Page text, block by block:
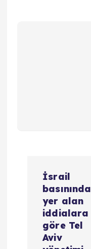
İsrail
basınında
yer alan
iddialara
göre Tel
Aviv